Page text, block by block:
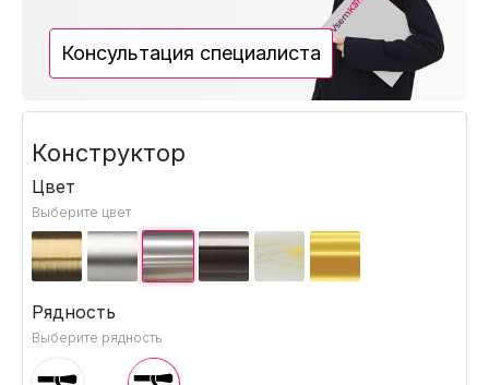
Консультация специалиста
Конструктор
Цвет
Выберите цвет
Рядность
Выберите рядность